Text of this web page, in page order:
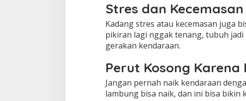
Stres dan
Kadang stres atau kecemasan juga
pikiran lagi nggak tenang, tubuh
gerakan kendaraan.
Perut Kosong Karena
Jangan pernah naik kendaraan
lambung bisa naik, dan ini bisa bikin